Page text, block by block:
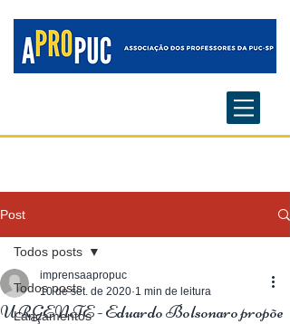
Post
Todos posts
Lançamentos
Todos posts
URGENTE - Eduardo Bolsonaro propõe
imprensaapropuc
10 de set. de 2020 1 min de leitura